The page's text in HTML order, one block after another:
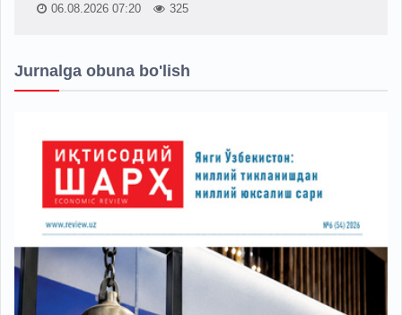
06.08.2026 07:20 325
Jurnalga obuna bo'lish